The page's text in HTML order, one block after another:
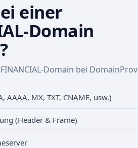
einer
Domain
Domain bei
AAAA, MX, TXT, CNAME, usw.)
(Header & Frame)